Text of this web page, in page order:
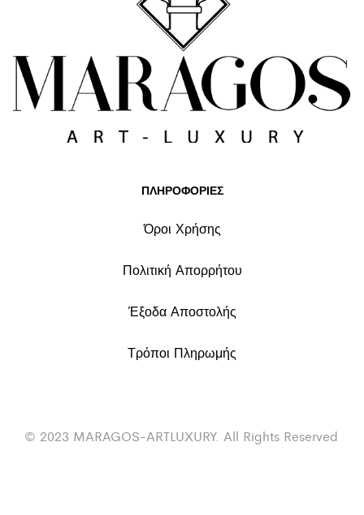
ΠΛΗΡΟΦΟΡΙΕΣ
Όροι Χρήσης
Πολιτική Απορρήτου
Έξοδα Αποστολής
Τρόποι Πληρωμής
© 2023 MARAGOS-ARTLUXURY. All Rights Reserved